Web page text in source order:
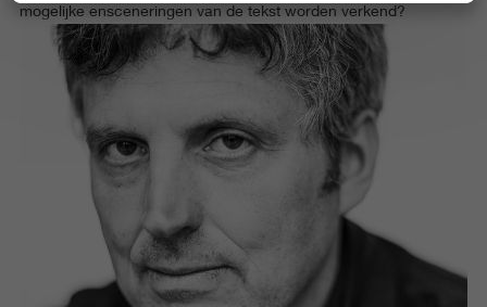
mogelijke ensceneringen van de tekst worden verkend?